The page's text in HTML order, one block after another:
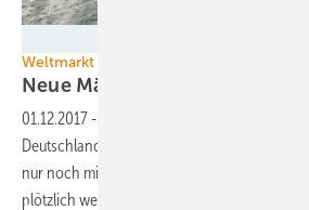
Weltmarkt Offshore-Windkraft
Neue Märkte für
01.12.2017 -
Deutschland seit 2017 durch die
nur noch mit angezogener Handbremse
plötzlich weltweit neue, auch große